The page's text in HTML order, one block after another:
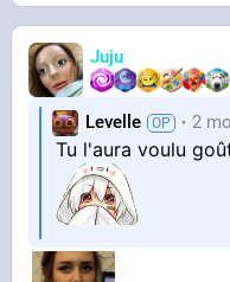
Juju
Levelle 2
Tu l'aura voulu